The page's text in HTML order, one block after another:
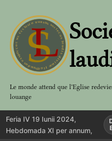
contenu
Le monde attend que l'Eglise
louange
Feria IV 19 Iunii 2024,
Hebdomada XI per annum,